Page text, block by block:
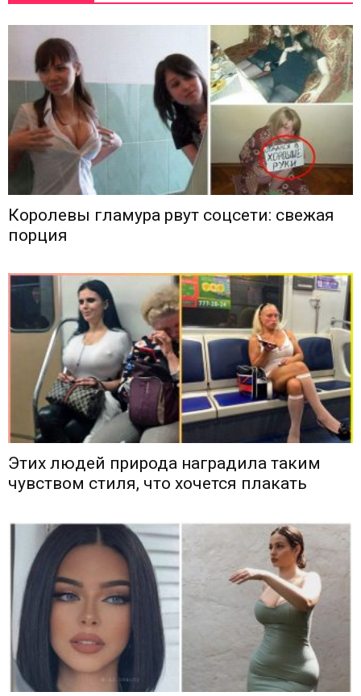
Королевы гламура рвут соцсети: свежая
порция
Этих людей природа наградила таким
чувством стиля, что хочется плакать